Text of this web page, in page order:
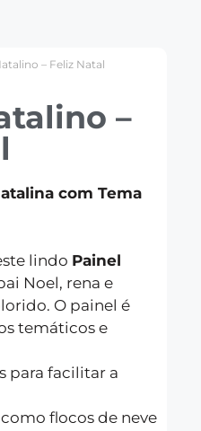
– Feliz Natal
–
com Tema
lindo Painel
Noel, rena e
O painel é
temáticos e
para facilitar a
como flocos de neve